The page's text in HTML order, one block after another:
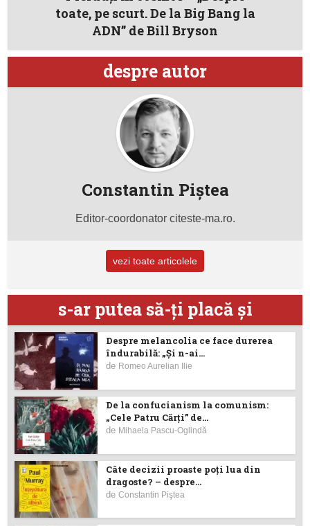
toate, pe scurt. De la Big Bang la
ADN” de Bill Bryson
despre autor
Constantin Piştea
Editor-coordonator citeste-ma.ro.
vezi toate articolele
s-ar putea să-ţi placă şi
Despre melancolia ce face durerea
îndurabilă: „Și n-ai...
de Romeo Aurelian Ilie
De la confucianism la comunism:
„Cele Patru Cărți” de...
de Mihaela Pascu-Oglindă
Câte decizii proaste poţi lua din
dragoste? – despre...
deConstantin Piştea